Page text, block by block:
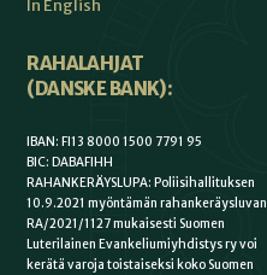
In English
RAHALAHJAT
(DANSKE BANK):
IBAN: FI13 8000 1500 7791 95
BIC: DABAFIHH
RAHANKERÄYSLUPA: Poliisihallituksen
10.9.2021 myöntämän rahankeräysluvan
RA/2021/1127 mukaisesti Suomen
Luterilainen Evankeliumiyhdistys ry voi
kerätä varoja toistaiseksi koko Suomen